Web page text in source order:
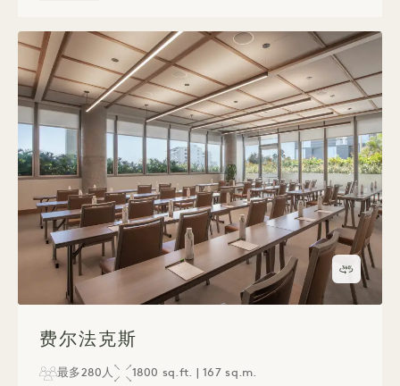
360度
费尔法克斯
最多280人 1800 sq.ft. | 167 sq.m.